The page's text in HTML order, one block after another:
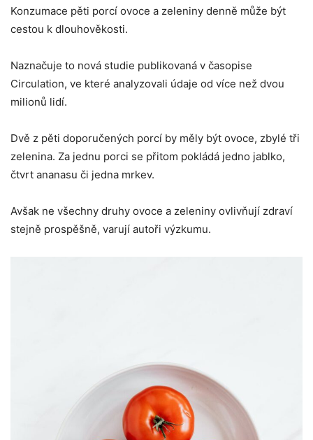
Konzumace pěti porcí ovoce a zeleniny denně může být
cestou k dlouhověkosti.
Naznačuje to nová studie publikovaná v časopise
Circulation, ve které analyzovali údaje od více než dvou
milionů lidí.
Dvě z pěti doporučených porcí by měly být ovoce, zbylé tři
zelenina. Za jednu porci se přitom pokládá jedno jablko,
čtvrt ananasu či jedna mrkev.
Avšak ne všechny druhy ovoce a zeleniny ovlivňují zdraví
stejně prospěšně, varují autoři výzkumu.